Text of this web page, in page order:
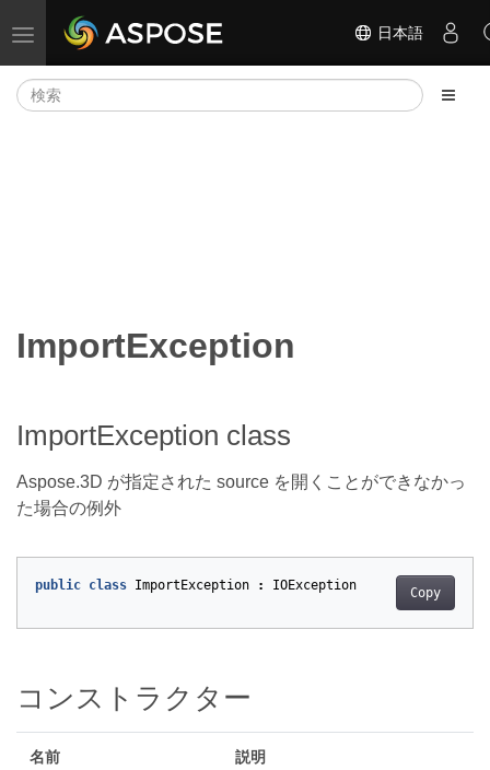
ナビゲーションの切り替え 日本語
ImportException
ImportException class
Aspose.3D が指定された source を開くことができなかっ
た場合の例外
Copy
public class ImportException : IOException
コンストラクター
名前 説明